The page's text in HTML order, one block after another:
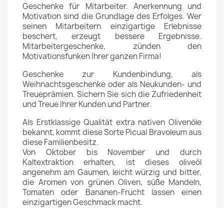
Geschenke für Mitarbeiter. Anerkennung und
Motivation sind die Grundlage des Erfolges. Wer
seinen Mitarbeitern einzigartige Erlebnisse
beschert, erzeugt bessere Ergebnisse.
Mitarbeitergeschenke, zünden den
Motivationsfunken Ihrer ganzen Firma!
Geschenke zur Kundenbindung, als
Weihnachtsgeschenke oder als Neukunden- und
Treueprämien. Sichern Sie sich die Zufriedenheit
und Treue Ihrer Kunden und Partner.
Als Erstklassige Qualität extra nativen Olivenöle
bekannt, kommt diese Sorte Picual Bravoleum aus
diese Familienbesitz.
Von Oktober bis November und durch
Kaltextraktion erhalten, ist dieses oliveöl
angenehm am Gaumen, leicht würzig und bitter,
die Aromen von grünen Oliven, süße Mandeln,
Tomaten oder Bananen-Frucht lassen einen
einzigartigen Geschmack macht.